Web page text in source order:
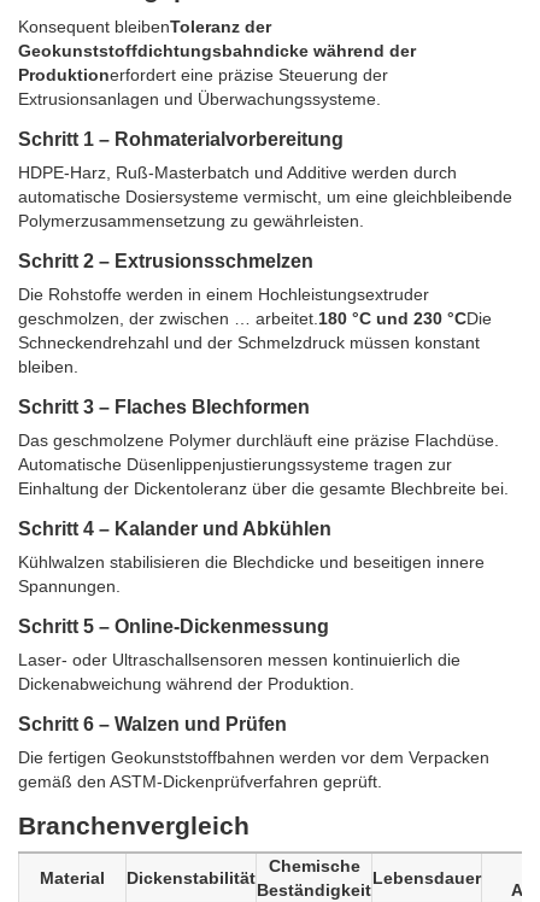
Konsequent bleibenToleranz der
Geokunststoffdichtungsbahndicke während der
Produktionerfordert eine präzise Steuerung der
Extrusionsanlagen und Überwachungssysteme.
Schritt 1 – Rohmaterialvorbereitung
HDPE-Harz, Ruß-Masterbatch und Additive werden durch
automatische Dosiersysteme vermischt, um eine gleichbleibende
Polymerzusammensetzung zu gewährleisten.
Schritt 2 – Extrusionsschmelzen
Die Rohstoffe werden in einem Hochleistungsextruder
geschmolzen, der zwischen … arbeitet. 180 °C und 230 °CDie
Schneckendrehzahl und der Schmelzdruck müssen konstant
bleiben.
Schritt 3 – Flaches Blechformen
Das geschmolzene Polymer durchläuft eine präzise Flachdüse.
Automatische Düsenlippenjustierungssysteme tragen zur
Einhaltung der Dickentoleranz über die gesamte Blechbreite bei.
Schritt 4 – Kalander und Abkühlen
Kühlwalzen stabilisieren die Blechdicke und beseitigen innere
Spannungen.
Schritt 5 – Online-Dickenmessung
Laser- oder Ultraschallsensoren messen kontinuierlich die
Dickenabweichung während der Produktion.
Schritt 6 – Walzen und Prüfen
Die fertigen Geokunststoffbahnen werden vor dem Verpacken
gemäß den ASTM-Dickenprüfverfahren geprüft.
Branchenvergleich
Material Dickenstabilität
Chemische
Beständigkeit
Lebensdauer